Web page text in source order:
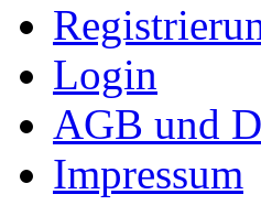
Login
AGB und
Impressum